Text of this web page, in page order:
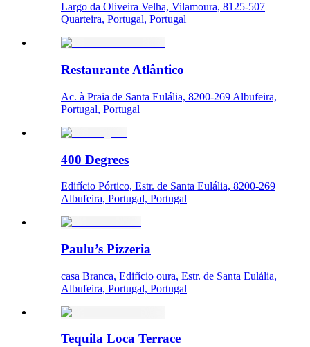
Largo da Oliveira Velha, Vilamoura, 8125-507
Quarteira, Portugal, Portugal
Restaurante Atlântico
Ac. à Praia de Santa Eulália, 8200-269 Albufeira,
Portugal, Portugal
400 Degrees
Edifício Pórtico, Estr. de Santa Eulália, 8200-269
Albufeira, Portugal, Portugal
Paulu’s Pizzeria
casa Branca, Edifício oura, Estr. de Santa Eulália,
Albufeira, Portugal, Portugal
Tequila Loca Terrace